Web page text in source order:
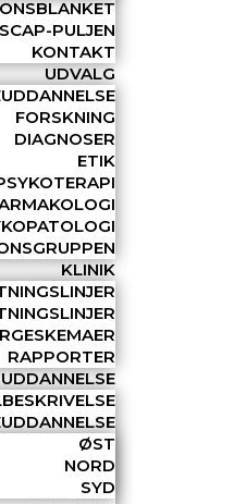
PULJEN
KONTAKT
UDVALG
FORSKNING
DIAGNOSER
ETIK
KLINIK
RAPPORTER
UDDANNELSE
ØST
NORD
SYD